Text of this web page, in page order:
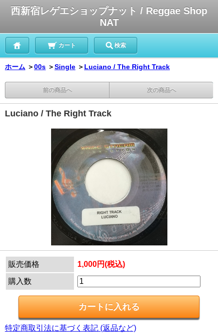
西新宿レゲエショップナット / Reggae Shop
NAT
カート 検索
ホーム ＞00s ＞Single ＞ Luciano / The Right Track
前の商品へ 次の商品へ
Luciano / The Right Track
販売価格 1,000円(税込)
購入数
特定商取引法に基づく表記 (返品など)